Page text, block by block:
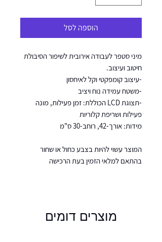
הוספה לסל
מיני סטפר לעבודה אירובית לשיפור הסיבולת
חיטוב ועיצוב.
-עיצוב קומפקטי וקל לאיחסון
-משטח עמידה נוח ויציב
-תצוגת LCD הכוללת: זמן פעילות, מונה
פעילות ושריפת קלוריות
מידות: אורך-42, רוחב-30 ס"מ
המוצר עשוי להיות בצבע כחול או שחור
בהתאם למלאי הזמין בעת הרכישה
מוצרים דומים